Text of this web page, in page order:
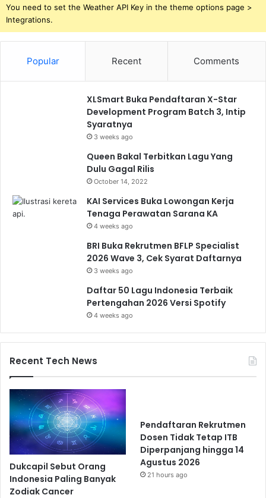
You need to set the Weather API Key in the theme options page >
Integrations.
Popular Recent Comments
XLSmart Buka Pendaftaran X-Star
Development Program Batch 3, Intip
Syaratnya
3 weeks ago
Queen Bakal Terbitkan Lagu Yang
Dulu Gagal Rilis
October 14, 2022
KAI Services Buka Lowongan Kerja
Tenaga Perawatan Sarana KA
4 weeks ago
BRI Buka Rekrutmen BFLP Specialist
2026 Wave 3, Cek Syarat Daftarnya
3 weeks ago
Daftar 50 Lagu Indonesia Terbaik
Pertengahan 2026 Versi Spotify
4 weeks ago
Recent Tech News
Dukcapil Sebut Orang
Indonesia Paling Banyak
Zodiak Cancer
Pendaftaran Rekrutmen
Dosen Tidak Tetap ITB
Diperpanjang hingga 14
Agustus 2026
21 hours ago